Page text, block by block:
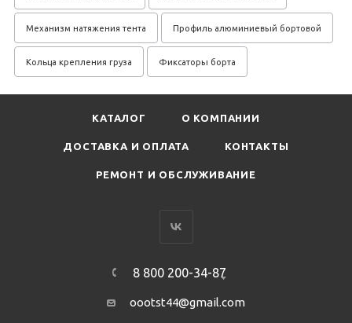
Механизм натяжения тента Профиль алюминиевый бортовой
Кольца крепления груза Фиксаторы борта
КАТАЛОГ О КОМПАНИИ
ДОСТАВКА И ОПЛАТА КОНТАКТЫ
РЕМОНТ И ОБСЛУЖИВАНИЕ
8 800 200-34-87
oootst44@gmail.com